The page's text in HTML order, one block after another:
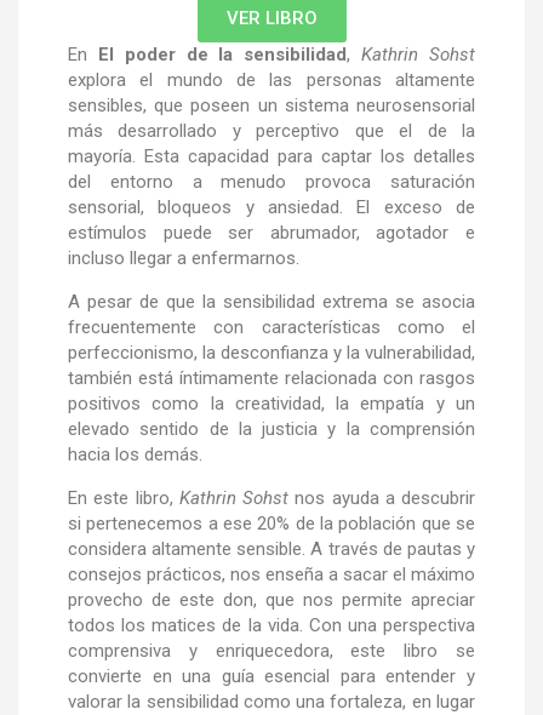
VER LIBRO
En
El poder de la sensibilidad,Kathrin Sohst
explora el mundo de las personas altamente
sensibles, que poseen un sistema neurosensorial
más desarrollado y perceptivo que el de la
mayoría. Esta capacidad para captar los detalles
del entorno a menudo provoca saturación
sensorial, bloqueos y ansiedad. El exceso de
estímulos puede ser abrumador, agotador e
incluso llegar a enfermarnos.
A pesar de que la sensibilidad extrema se asocia
frecuentemente con características como el
perfeccionismo, la desconfianza y la vulnerabilidad,
también está íntimamente relacionada con rasgos
positivos como la creatividad, la empatía y un
elevado sentido de la justicia y la comprensión
hacia los demás.
En este libro, Kathrin Sohst nos ayuda a descubrir
si pertenecemos a ese 20% de la población que se
considera altamente sensible. A través de pautas y
consejos prácticos, nos enseña a sacar el máximo
provecho de este don, que nos permite apreciar
todos los matices de la vida. Con una perspectiva
comprensiva y enriquecedora, este libro se
convierte en una guía esencial para entender y
valorar la sensibilidad como una fortaleza, en lugar